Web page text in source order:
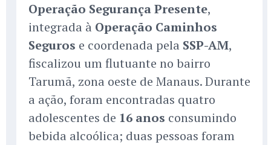
Operação Segurança Presente,
integrada à Operação Caminhos
Seguros e coordenada pela SSP-AM,
fiscalizou um flutuante no bairro
Tarumã, zona oeste de Manaus. Durante
a ação, foram encontradas quatro
adolescentes de 16 anos consumindo
bebida alcoólica; duas pessoas foram